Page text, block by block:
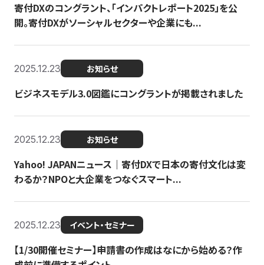
寄付DXのコングラント、「インパクトレポート2025」を公
開。寄付DXがソーシャルセクターや企業にも...
2025.12.23 お知らせ
ビジネスモデル3.0図鑑にコングラントが掲載されました
2025.12.23 お知らせ
Yahoo! JAPANニュース｜寄付DXで日本の寄付文化は変
わるか？NPOと大企業をつなぐスマート...
2025.12.23 イベント・セミナー
【1/30開催セミナー】申請書の作成はなにから始める？作